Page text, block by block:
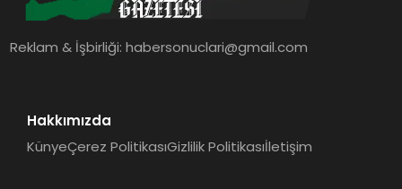
Reklam & İşbirliği:habersonuclari@gmail.com
Hakkımızda
KünyeÇerez PolitikasıGizlilik Politikasıİletişim